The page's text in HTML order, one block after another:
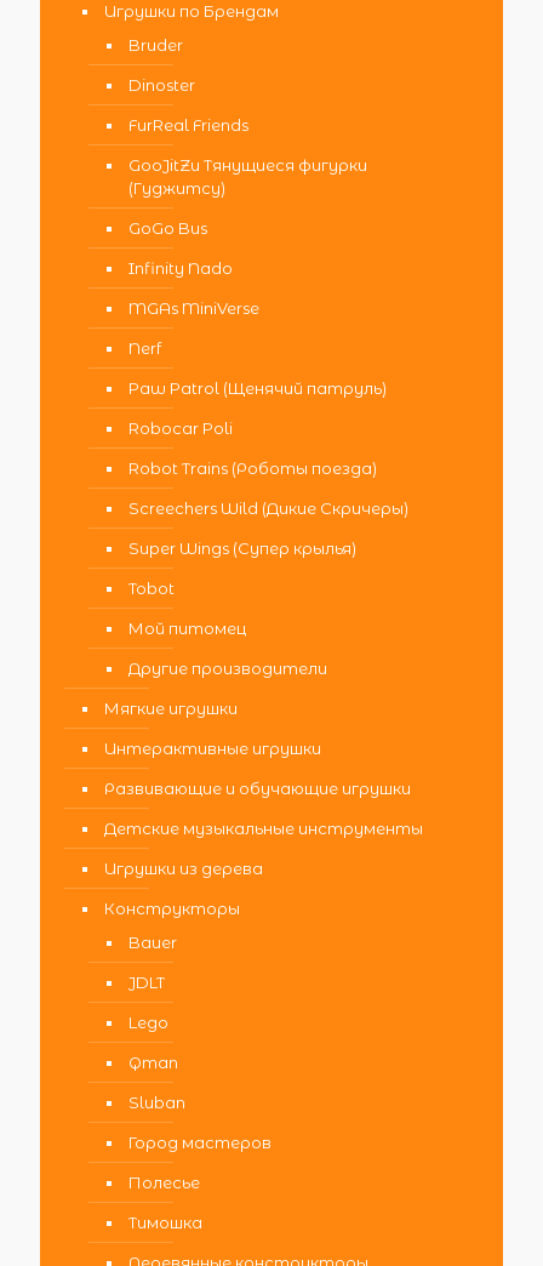
Игрушки по Брендам
Bruder
Dinoster
FurReal Friends
GooJitZu Тянущиеся фигурки
(Гуджитсу)
GoGo Bus
Infinity Nado
MGAs MiniVerse
Nerf
Paw Patrol (Щенячий патруль)
Robocar Poli
Robot Trains (Роботы поезда)
Screechers Wild (Дикие Скричеры)
Super Wings (Супер крылья)
Tobot
Мой питомец
Другие производители
Мягкие игрушки
Интерактивные игрушки
Развивающие и обучающие игрушки
Детские музыкальные инструменты
Игрушки из дерева
Конструкторы
Bauer
JDLT
Lego
Qman
Sluban
Город мастеров
Полесье
Тимошка
Деревянные конструкторы